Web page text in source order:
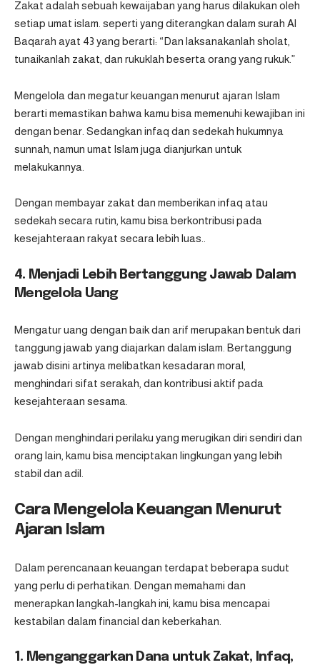
Zakat adalah sebuah kewaijaban yang harus dilakukan oleh
setiap umat islam. seperti yang diterangkan dalam surah Al
Baqarah ayat 43 yang berarti: “Dan laksanakanlah sholat,
tunaikanlah zakat, dan rukuklah beserta orang yang rukuk.”
Mengelola dan megatur keuangan menurut ajaran Islam
berarti memastikan bahwa kamu bisa memenuhi kewajiban ini
dengan benar. Sedangkan infaq dan sedekah hukumnya
sunnah, namun umat Islam juga dianjurkan untuk
melakukannya.
Dengan membayar zakat dan memberikan infaq atau
sedekah secara rutin, kamu bisa berkontribusi pada
kesejahteraan rakyat secara lebih luas..
4. Menjadi Lebih Bertanggung Jawab Dalam
Mengelola Uang
Mengatur uang dengan baik dan arif merupakan bentuk dari
tanggung jawab yang diajarkan dalam islam. Bertanggung
jawab disini artinya melibatkan kesadaran moral,
menghindari sifat serakah, dan kontribusi aktif pada
kesejahteraan sesama.
Dengan menghindari perilaku yang merugikan diri sendiri dan
orang lain, kamu bisa menciptakan lingkungan yang lebih
stabil dan adil.
Cara Mengelola Keuangan Menurut
Ajaran Islam
Dalam perencanaan keuangan terdapat beberapa sudut
yang perlu di perhatikan. Dengan memahami dan
menerapkan langkah-langkah ini, kamu bisa mencapai
kestabilan dalam financial dan keberkahan.
1. Menganggarkan Dana untuk Zakat, Infaq,